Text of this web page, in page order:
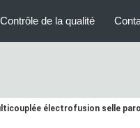
Contrôle de la qualité
électrofusion selle